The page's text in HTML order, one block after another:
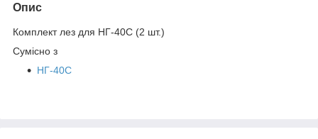
Опис
Комплект лез для НГ-40С (2 шт.)
Сумісно з
НГ-40С